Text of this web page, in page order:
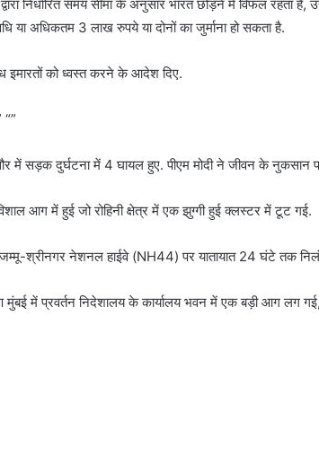
निर्धारित समय सीमा के अनुसार भारत छोड़ने में विफल रहता है,
अधिकतम 3 लाख रुपये या दोनों का जुर्माना हो सकता है.
इमारतों को ध्वस्त करने के आदेश दिए.
“”
में सड़क दुर्घटना में 4 घायल हुए. पीएम मोदी ने जीवन के नुकसान
आग में हुई जो रोहिनी क्षेत्र में एक झुग्गी हुई क्लस्टर में टूट गई.
श्रीनगर नेशनल हाईवे (NH44) पर यातायात 24 घंटे तक
मुंबई में प्रवर्तन निदेशालय के कार्यालय भवन में एक बड़ी आग लग